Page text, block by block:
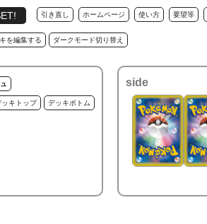
引き直し ホームページ 使い方 要望等
を編集する ダークモード切り替え
ッキトップ デッキボトム
side